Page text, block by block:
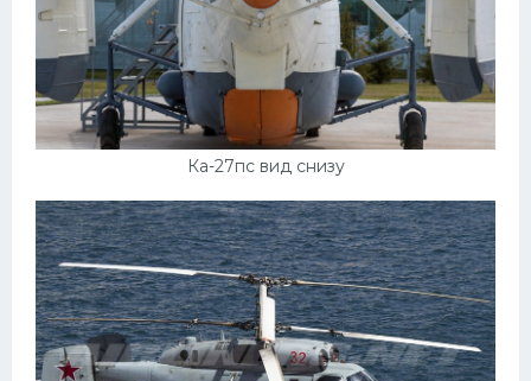
Ка-27пс вид снизу